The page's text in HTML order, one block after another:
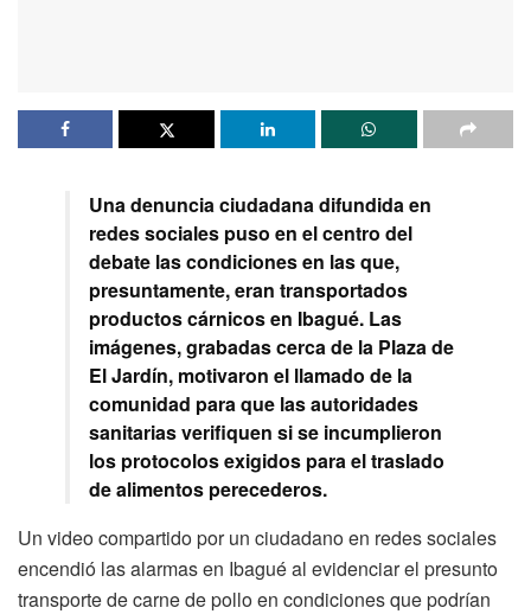
Una denuncia ciudadana difundida en
redes sociales puso en el centro del
debate las condiciones en las que,
presuntamente, eran transportados
productos cárnicos en Ibagué. Las
imágenes, grabadas cerca de la Plaza de
El Jardín, motivaron el llamado de la
comunidad para que las autoridades
sanitarias verifiquen si se incumplieron
los protocolos exigidos para el traslado
de alimentos perecederos.
Un video compartido por un ciudadano en redes sociales
encendió las alarmas en Ibagué al evidenciar el presunto
transporte de carne de pollo en condiciones que podrían